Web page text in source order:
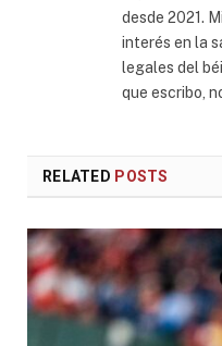
desde 2021.
interés en la
legales del
que escribo,
RELATED POSTS